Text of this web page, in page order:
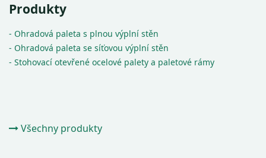
Produkty
- Ohradová paleta s plnou výplní stěn
- Ohradová paleta se síťovou výplní stěn
- Stohovací otevřené ocelové palety a paletové rámy
Všechny produkty